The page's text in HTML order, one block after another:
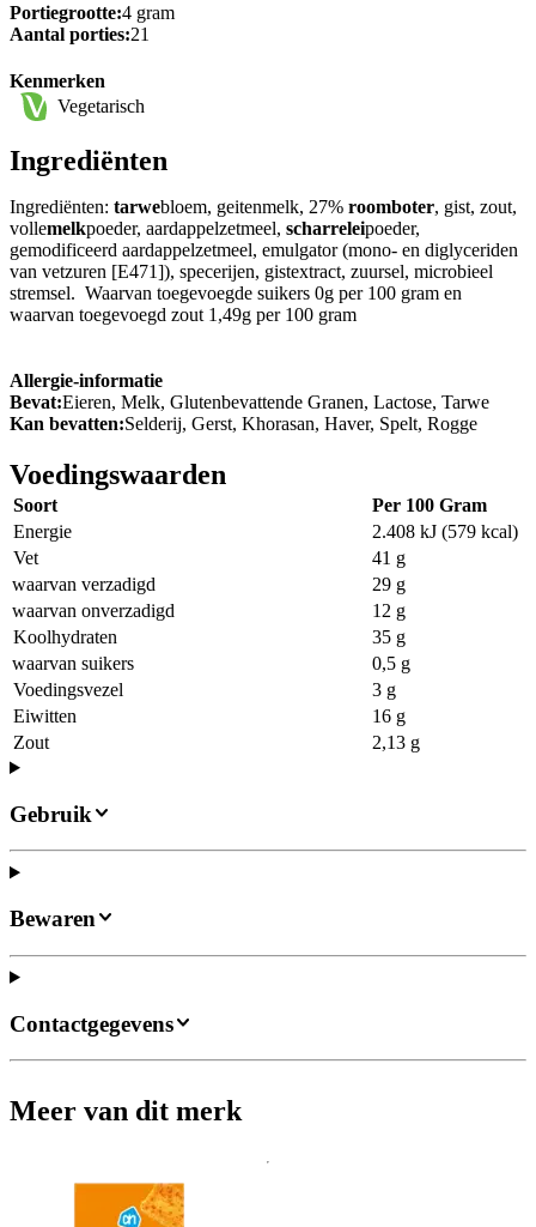
Portiegrootte:4 gram
Aantal porties:21
Kenmerken
Vegetarisch
Ingrediënten
Ingrediënten: tarwebloem, geitenmelk, 27% roomboter, gist, zout,
vollemelkpoeder, aardappelzetmeel, scharreleipoeder,
gemodificeerd aardappelzetmeel, emulgator (mono- en diglyceriden
van vetzuren [E471]), specerijen, gistextract, zuursel, microbieel
stremsel. Waarvan toegevoegde suikers 0g per 100 gram en
waarvan toegevoegd zout 1,49g per 100 gram
Allergie-informatie
Bevat:Eieren, Melk, Glutenbevattende Granen, Lactose, Tarwe
Kan bevatten:Selderij, Gerst, Khorasan, Haver, Spelt, Rogge
Voedingswaarden
Soort
Per 100 Gram
Energie
2.408 kJ (579 kcal)
Vet
41 g
waarvan verzadigd
29 g
waarvan onverzadigd
12 g
Koolhydraten
35 g
waarvan suikers
0,5 g
Voedingsvezel
3 g
Eiwitten
16 g
Zout
2,13 g
Gebruik
Bewaren
Contactgegevens
Meer van dit merk